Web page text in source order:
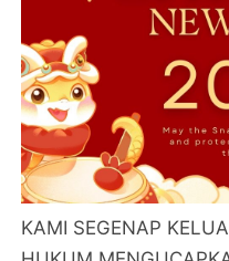
KAMI SEGENAP